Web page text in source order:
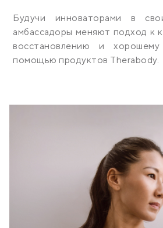
Будучи инноваторами в
амбассадоры меняют подход к
восстановлению и
помощью продуктов Therabody.